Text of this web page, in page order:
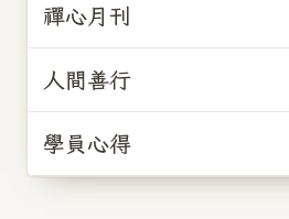
禪心月刊
人間善行
學員心得